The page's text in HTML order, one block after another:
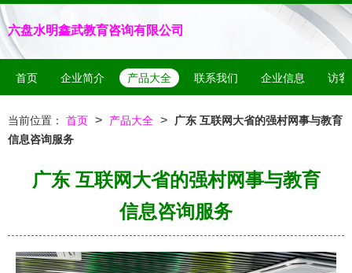
六盘水明鑫武教育咨询有限公司
首页 企业简介 产品大全 联系我们 企业信息 访客
当前位置： 首页 > 产品大全 >
广东 互联网大省的强村网事与教育
信息咨询服务
广东 互联网大省的强村网事与教育
信息咨询服务